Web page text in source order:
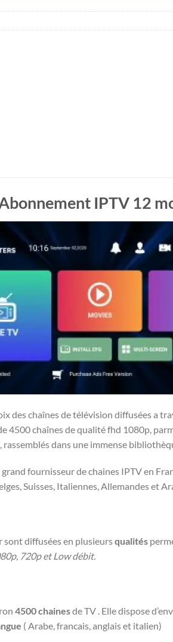
IPTV 12
des chaînes de télévision diffusées a
4500 chaînes de qualité fhd 1080p,
rassemblés dans une immense
fournisseur de chaines IPTV en
Suisses, Italiennes, Allemandes et
sont diffusées en plusieursqualités
720p et Low débit.
4500 chainesde TV . Elle dispose
( Arabe, francais, anglais et italien)